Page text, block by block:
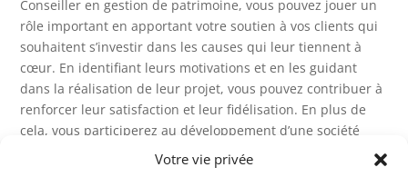
Votre vie privée
Conseiller en gestion de patrimoine, vous pouvez jouer un
rôle important en apportant votre soutien à vos clients qui
souhaitent s’investir dans les causes qui leur tiennent à
cœur. En identifiant leurs motivations et en les guidant
dans la réalisation de leur projet, vous pouvez contribuer à
renforcer leur satisfaction et leur fidélisation. En plus de
cela, vous participerez au développement d’une société
plus solidaire et plus responsable.